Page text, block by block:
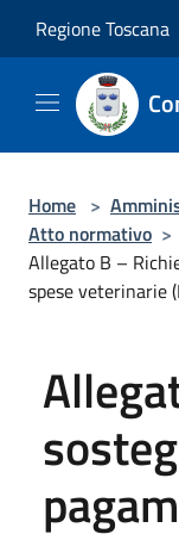
Regione Toscana
Home >
Atto normativo >
Allegato B –
spese veterinarie